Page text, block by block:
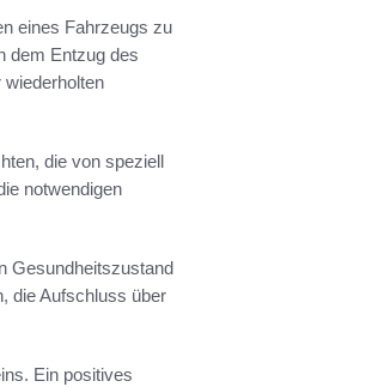
eines Fahrzeugs zu
dem Entzug des
die von speziell
notwendigen
Gesundheitszustand
die Aufschluss über
Ein positives